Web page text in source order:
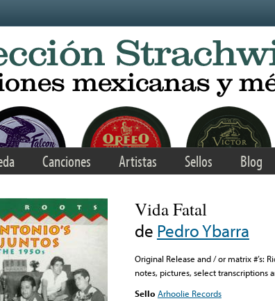
Canciones Artistas Sellos Blog
Vida Fatal
de Pedro Ybarra
Original Release and / or matrix #’s:
notes, pictures, select transcriptions
Sello Arhoolie Records